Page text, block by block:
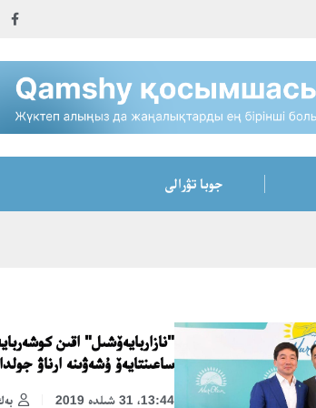
جوبا تۋرالى
"نازاربايەۆشىل" اقىن
ساعىنتايەۆ ۇشەۋىنە ارناۋ
13:44، 31 شىلدە 2019